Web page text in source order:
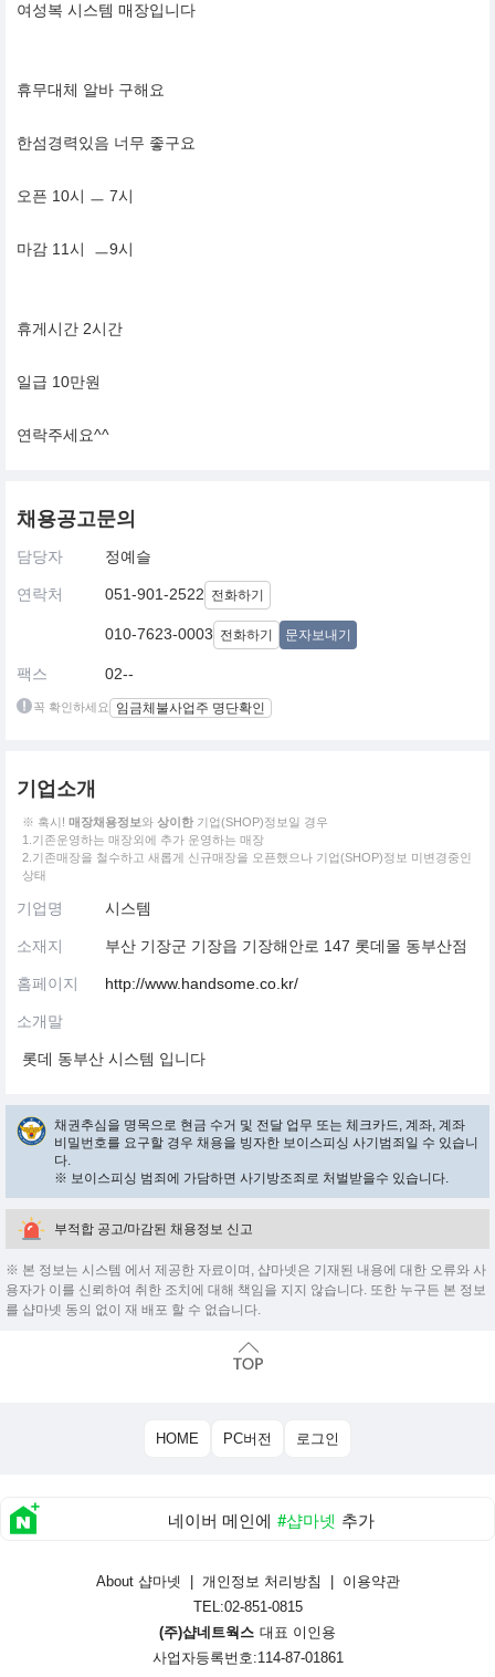
​​여성복 시스템 매장입니다
휴무대체 알바 구해요
한섬경력있음 너무 좋구요​​​​​
오픈 10시 ㅡ 7시
마감 11시 ㅡ9시
휴게시간 2시간
​​​​일급 10만원
연락주세요^^
채용공고문의
담당자 정예슬
연락처 051-901-2522 전화하기
010-7623-0003 전화하기 문자보내기
팩스 02--
꼭 확인하세요 임금체불사업주 명단확인
기업소개
※ 혹시! 매장채용정보와 상이한 기업(SHOP)정보일 경우
1.기존운영하는 매장외에 추가 운영하는 매장
2.기존매장을 철수하고 새롭게 신규매장을 오픈했으나 기업(SHOP)정보 미변경중인
상태
기업명 시스템
소재지 부산 기장군 기장읍 기장해안로 147 롯데몰 동부산점
홈페이지 http://www.handsome.co.kr/
소개말
롯데 동부산 시스템 입니다
채권추심을 명목으로 현금 수거 및 전달 업무 또는 체크카드, 계좌, 계좌
비밀번호를 요구할 경우 채용을 빙자한 보이스피싱 사기범죄일 수 있습니
다.
※ 보이스피싱 범죄에 가담하면 사기방조죄로 처벌받을수 있습니다.
부적합 공고/마감된 채용정보 신고
※ 본 정보는 시스템 에서 제공한 자료이며, 샵마넷은 기재된 내용에 대한 오류와 사
용자가 이를 신뢰하여 취한 조치에 대해 책임을 지지 않습니다. 또한 누구든 본 정보
를 샵마넷 동의 없이 재 배포 할 수 없습니다.
HOME PC버전 로그인
네이버 메인에 #샵마넷 추가
About 샵마넷 개인정보 처리방침
이용약관
TEL:02-851-0815
(주)샵네트웍스 대표 이인용
사업자등록번호:114-87-01861